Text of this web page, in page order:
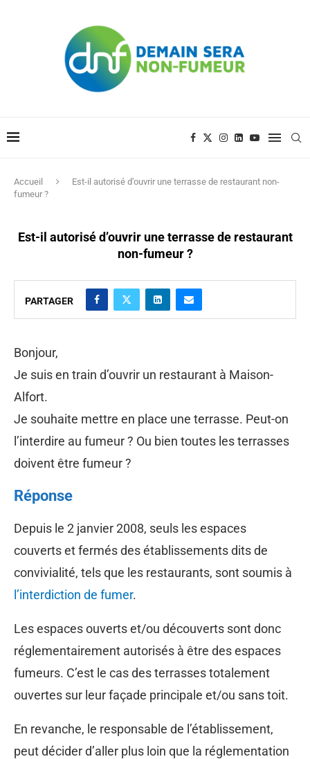
Accueil
Est-il autorisé d’ouvrir une terrasse de restaurant non-
fumeur ?
Est-il autorisé d’ouvrir une terrasse de restaurant
non-fumeur ?
PARTAGER
Bonjour,
Je suis en train d’ouvrir un restaurant à Maison-
Alfort.
Je souhaite mettre en place une terrasse. Peut-on
l’interdire au fumeur ? Ou bien toutes les terrasses
doivent être fumeur ?
Réponse
Depuis le 2 janvier 2008, seuls les espaces
couverts et fermés des établissements dits de
convivialité, tels que les restaurants, sont soumis à
l’interdiction de fumer.
Les espaces ouverts et/ou découverts sont donc
réglementairement autorisés à être des espaces
fumeurs. C’est le cas des terrasses totalement
ouvertes sur leur façade principale et/ou sans toit.
En revanche, le responsable de l’établissement,
peut décider d’aller plus loin que la réglementation